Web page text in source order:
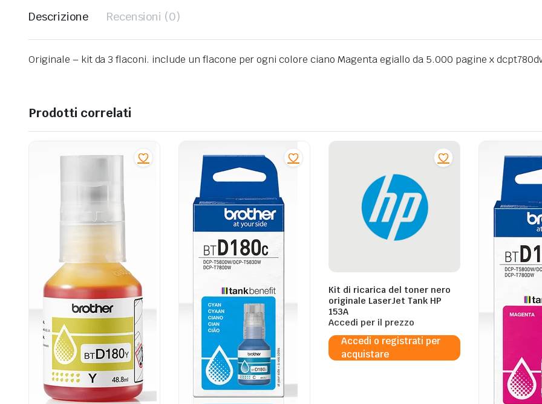
Descrizione Recensioni (0)
Originale – kit da 3 flaconi. include un flacone per ogni colore ciano Magenta egiallo da 5.000 pagine x
Prodotti correlati
Kit di ricarica del toner nero
originale LaserJet Tank HP
153A
Accedi per il prezzo
Accedi o registrati per
acquistare